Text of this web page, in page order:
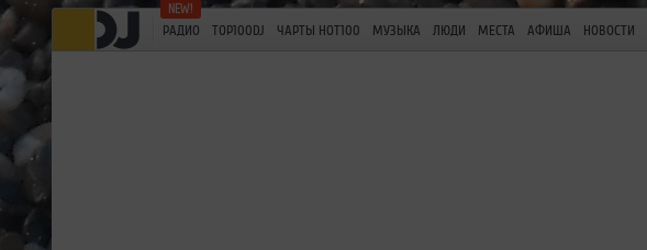
РАДИО TOP100DJ ЧАРТЫ HOT100 МУЗЫКА ЛЮДИ МЕСТА АФИША НОВОСТИ